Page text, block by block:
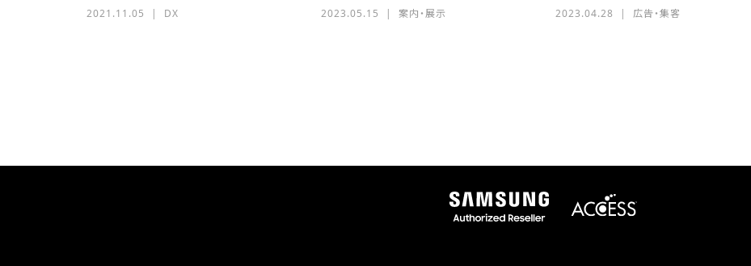
2021.11.05 DX 2023.05.15 案内・展示 2023.04.28 広告・集客